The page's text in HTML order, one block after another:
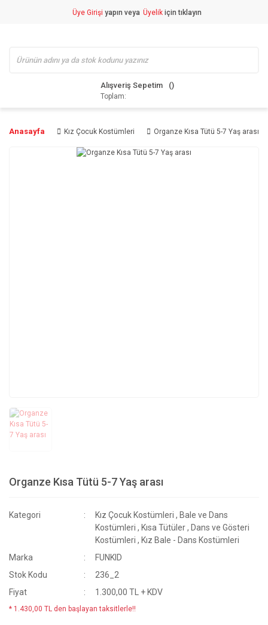
Üye Girişi yapın veya Üyelik için tıklayın
Alışveriş Sepetim
Toplam:
Anasayfa Kız Çocuk Kostümleri Organze Kısa Tütü 5-7 Yaş arası
Organze Kısa Tütü 5-7 Yaş arası
Kategori Kız Çocuk Kostümleri , Bale ve Dans
Kostümleri , Kısa Tütüler , Dans ve Gösteri
Kostümleri , Kız Bale - Dans Kostümleri
Marka
FUNKID
Stok Kodu
236_2
Fiyat
1.300,00 TL + KDV
* 1.430,00 TL den başlayan taksitlerle!!